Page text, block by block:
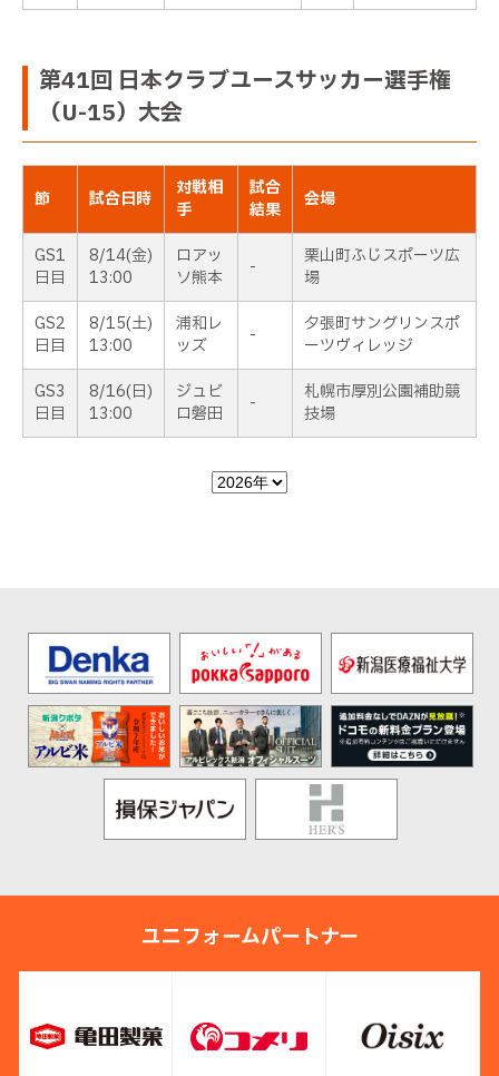
第41回 日本クラブユースサッカー選手権
（U-15）大会
節 試合日時
対戦相
手
試合
結果
会場
GS1
日目
8/14(金)
13:00
ロアッ
ソ熊本
-
栗山町ふじスポーツ広
場
GS2
日目
8/15(土)
13:00
浦和レ
ッズ
-
夕張町サングリンスポ
ーツヴィレッジ
GS3
日目
8/16(日)
13:00
ジュビ
ロ磐田
-
札幌市厚別公園補助競
技場
ユニフォームパートナー